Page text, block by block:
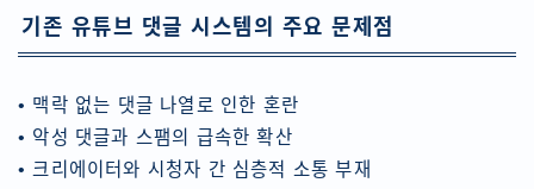
기존 유튜브 댓글 시스템의 주요 문제점
• 맥락 없는 댓글 나열로 인한 혼란
• 악성 댓글과 스팸의 급속한 확산
• 크리에이터와 시청자 간 심층적 소통 부재